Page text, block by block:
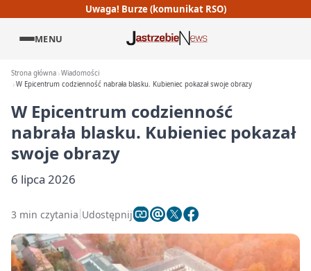
Uwaga! Burze (komunikat RSO)
MENU
Strona główna Wiadomości
W Epicentrum codzienność nabrała blasku. Kubieniec pokazał swoje obrazy
W Epicentrum codzienność
nabrała blasku. Kubieniec pokazał
swoje obrazy
6 lipca 2026
3 min czytania Udostępnij